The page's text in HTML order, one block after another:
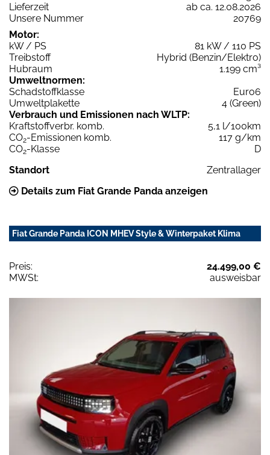
Lieferzeit
ab ca. 12.08.2026
Unsere Nummer
20769
Motor:
kW / PS
81 kW / 110 PS
Treibstoff
Hybrid (Benzin/Elektro)
Hubraum
1.199 cm³
Umweltnormen:
Schadstoffklasse
Euro6
Umweltplakette
4 (Green)
Verbrauch und Emissionen nach WLTP:
Kraftstoffverbr. komb.
5,1 l/100km
CO2-Emissionen komb.
117 g/km
CO2-Klasse
D
Standort
Zentrallager
Details zum Fiat Grande Panda anzeigen
Fiat Grande Panda ICON MHEV Style & Winterpaket Klima
Preis:
24.499,00 €
MWSt:
ausweisbar